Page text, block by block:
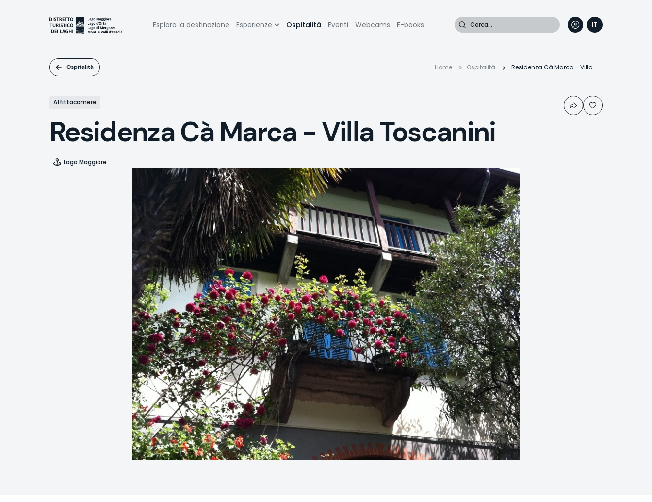
Navigazione
Esplora la destinazione Esperienze Ospitalità Eventi Webcams E-books Cerca
IT
EN
FR
DE
Ospitalità
Briciole
pane
Home Ospitalità Residenza Cà Marca - Villa Toscanini
Affittacamere
Residenza Cà Marca - Villa Toscanini
Lago Maggiore